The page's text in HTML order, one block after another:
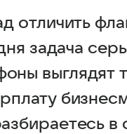
отличить
задача
выглядят